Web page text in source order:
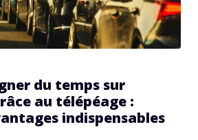
du temps sur
au télépéage :
indispensables